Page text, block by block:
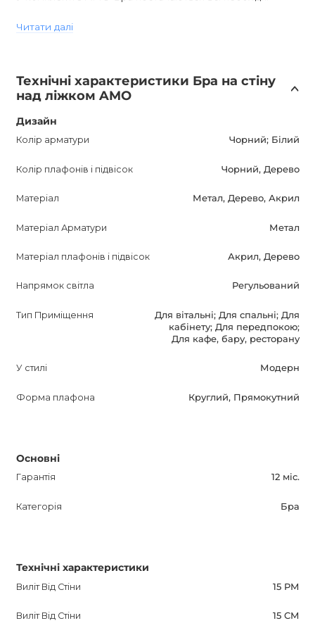
місяців. AMO Бра представляє собою ідеальне
в Україні тільки в інтернет-магазині AnzAzo. Ми
пропонуємо доставку по всій країні, гарантію на
продукцію, а також найвигідніші ціни і знижки.
Придбайте AMO Бра і створіть затишну атмосферу в
Читати далі
Технічні характеристики Бра на стіну
над ліжком AMO
Дизайн
Колір арматури Чорний; Білий
Колір плафонів і підвісок Чорний, Дерево
Матеріал Метал, Дерево, Акрил
Матеріал Арматури Метал
Матеріал плафонів і підвісок Акрил, Дерево
Напрямок світла Регульований
Тип Приміщення
Для вітальні; Для спальні; Для
кабінету; Для передпокою;
Для кафе, бару, ресторану
У стилі Модерн
Форма плафона Круглий, Прямокутний
Основні
Гарантія 12 міс.
Категорія Бра
Технічні характеристики
Виліт Від Стіни 15 РМ
Виліт Від Стіни 15 СМ